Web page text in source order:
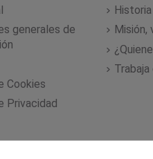
generales de
Cookies
Privacidad
Historia
Misión,